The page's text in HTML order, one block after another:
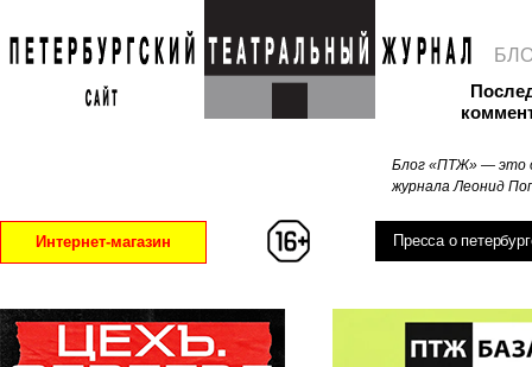
Блог «ПТЖ» — это
журнала Леонид
Интернет-магазин Пресса о